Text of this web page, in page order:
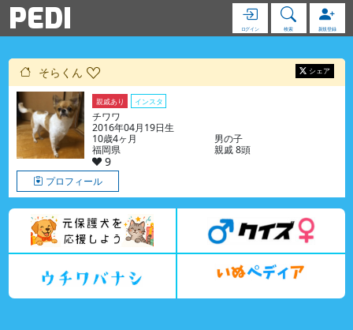
PEDI ログイン 検索 新規登録
そらくん シェア
親戚あり インスタ
チワワ
2016年04月19日生
10歳4ヶ月
男の子
福岡県
親戚 8頭
9
プロフィール